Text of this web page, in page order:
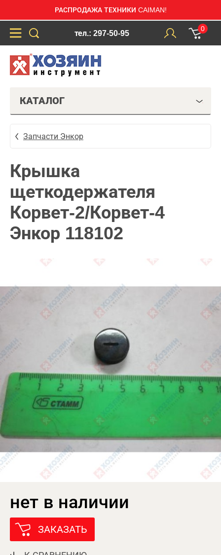
РАСПРОДАЖА ТЕХНИКИ CAIMAN!
тел.: 297-50-95
0
КАТАЛОГ
Запчасти Энкор
Крышка
щеткодержателя
Корвет-2/Корвет-4
Энкор 118102
нет в наличии
ЗАКАЗАТЬ